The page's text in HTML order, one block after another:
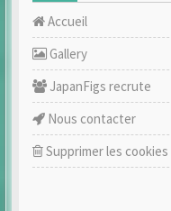
Accueil
Gallery
JapanFigs recrute
Nous contacter
Supprimer les